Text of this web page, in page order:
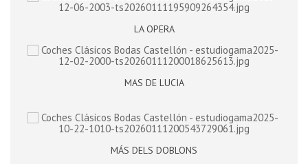
LA OPERA
MAS DE LUCIA
MÁS DELS DOBLONS